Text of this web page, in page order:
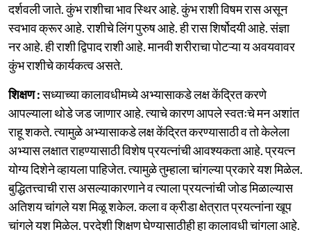
दर्शवली जाते. कुंभ राशीचा भाव स्थिर आहे. कुंभ राशी विषम रास असून
स्वभाव क्रूर आहे. राशीचे लिंग पुरुष आहे. ही रास शिर्षोदयी आहे. संज्ञा
नर आहे. ही राशी द्विपाद राशी आहे. मानवी शरीराचा पोटऱ्या य अवयवावर
कुंभ राशीचे कार्यकत्व असते.
शिक्षण :सध्याच्या कालावधीमध्ये अभ्यासाकडे लक्ष केंद्रित करणे
आपल्याला थोडे जड जाणार आहे. त्याचे कारण आपले स्वतःचे मन अशांत
राहू शकते. त्यामुळे अभ्यासाकडे लक्ष केंद्रित करण्यासाठी व तो केलेला
अभ्यास लक्षात राहण्यासाठी विशेष प्रयत्नांची आवश्यकता आहे. प्रयत्न
योग्य दिशेने व्हायला पाहिजेत. त्यामुळे तुम्हाला चांगल्या प्रकारे यश मिळेल.
बुद्धितत्त्वाची रास असल्याकारणाने व त्याला प्रयत्नांची जोड मिळाल्यास
अतिशय चांगले यश मिळू शकेल. कला व क्रीडा क्षेत्रात प्रयत्नांना खूप
चांगले यश मिळेल. परदेशी शिक्षण घेण्यासाठीही हा कालावधी चांगला आहे.